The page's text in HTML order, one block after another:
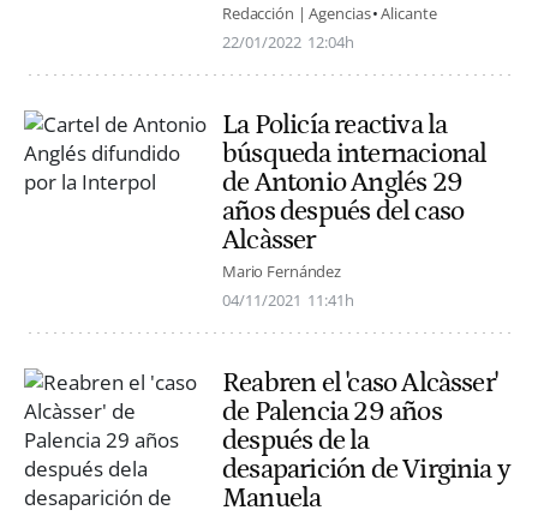
Redacción | Agencias Alicante
22/01/2022 12:04h
La Policía reactiva la
búsqueda internacional
de Antonio Anglés 29
años después del caso
Alcàsser
Mario Fernández
04/11/2021 11:41h
Reabren el 'caso Alcàsser'
de Palencia 29 años
después de la
desaparición de Virginia y
Manuela